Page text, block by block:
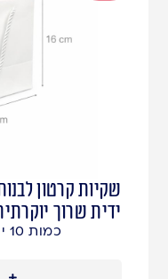
ידית שרוך יוקרתית , 10
כמות 10 יחידות